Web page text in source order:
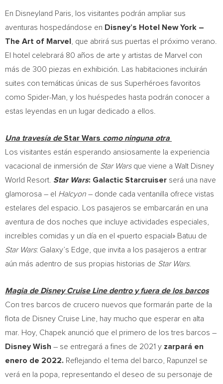
En Disneyland Paris, los visitantes podrán ampliar sus
aventuras hospedándose en Disney’s Hotel New York –
The Art of Marvel
, que abrirá sus puertas el próximo verano.
El hotel celebrará 80 años de arte y artistas de Marvel con
más de 300 piezas en exhibición. Las habitaciones incluirán
suites con temáticas únicas de sus Superhéroes favoritos
como Spider-Man, y los huéspedes hasta podrán conocer a
estas leyendas en un lugar dedicado a ellos.
Una travesía deStar Wars como ninguna otra
Los visitantes están esperando ansiosamente la experiencia
vacacional de inmersión de Star Warsque viene a Walt Disney
World Resort. Star Wars: Galactic Starcruiser será una nave
glamorosa – el Halcyon – donde cada ventanilla ofrece vistas
estelares del espacio. Los pasajeros se embarcarán en una
aventura de dos noches que incluye actividades especiales,
increíbles comidas y un día en el «puerto espacial» Batuu de
Star Wars: Galaxy’s Edge, que invita a los pasajeros a entrar
aún más adentro de sus propias historias de Star Wars.
Magia de Disney Cruise Line dentro y fuera de los barcos
Con tres barcos de crucero nuevos que formarán parte de la
flota de Disney Cruise Line, hay mucho que esperar en alta
mar. Hoy, Chapek anunció que el primero de los tres barcos –
Disney Wish – se entregará a fines de 2021 y zarpará en
enero de 2022. Reflejando el tema del barco, Rapunzel se
verá en la popa, representando el deseo de su personaje de